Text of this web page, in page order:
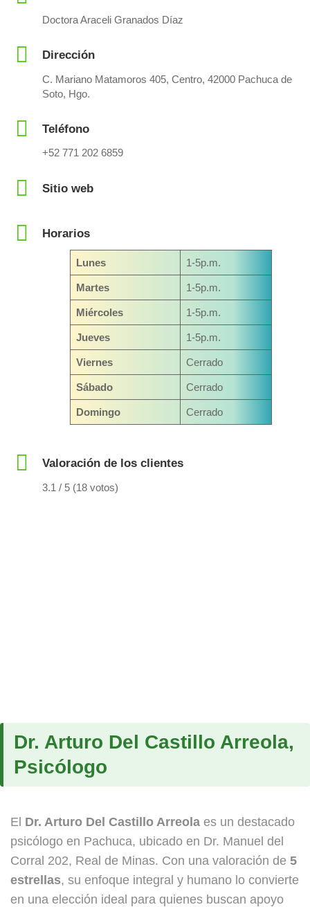
Doctora Araceli Granados Díaz
Dirección
C. Mariano Matamoros 405, Centro, 42000 Pachuca de
Soto, Hgo.
Teléfono
+52 771 202 6859
Sitio web
Horarios
Lunes 1-5p.m.
Martes 1-5p.m.
Miércoles 1-5p.m.
Jueves 1-5p.m.
Viernes Cerrado
Sábado Cerrado
Domingo Cerrado
Valoración de los clientes
3.1 / 5 (18 votos)
Dr. Arturo Del Castillo Arreola,
Psicólogo
El Dr. Arturo Del Castillo Arreola es un destacado
psicólogo en Pachuca, ubicado en Dr. Manuel del
Corral 202, Real de Minas. Con una valoración de 5
estrellas, su enfoque integral y humano lo convierte
en una elección ideal para quienes buscan apoyo